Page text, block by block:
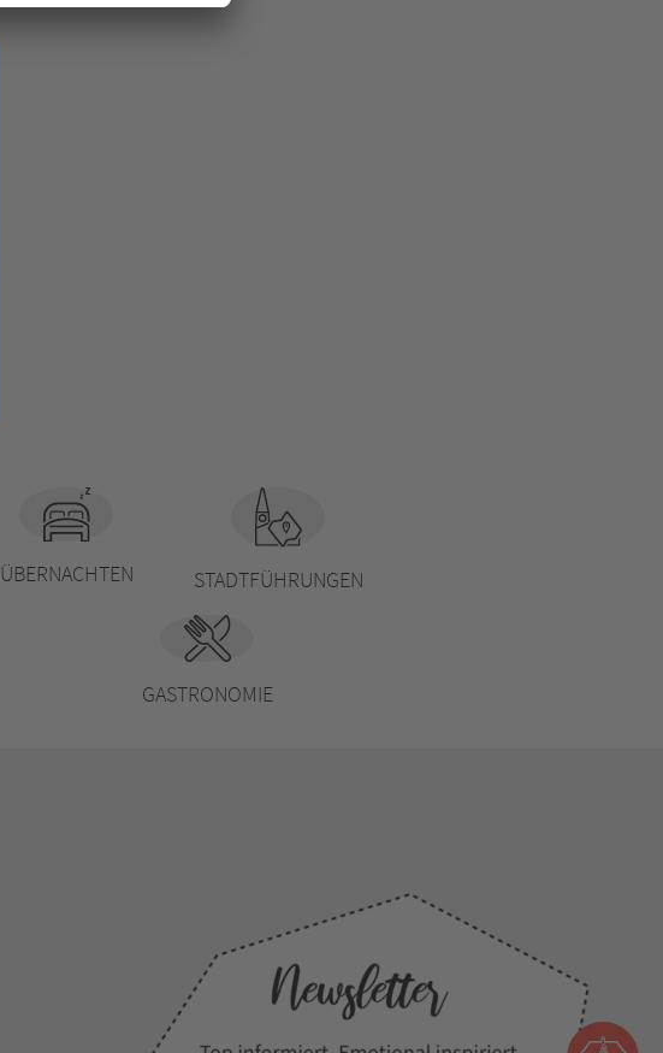
ÜBERNACHTEN STADTFÜHRUNGEN
GASTRONOMIE